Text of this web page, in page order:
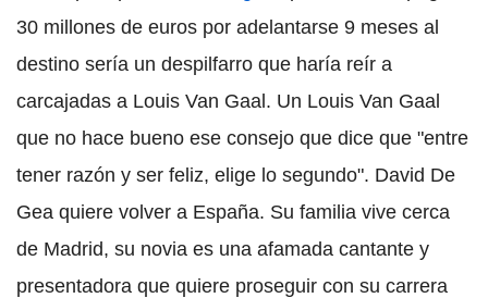
30 millones de euros por adelantarse 9 meses al
destino sería un despilfarro que haría reír a
carcajadas a Louis Van Gaal. Un Louis Van Gaal
que no hace bueno ese consejo que dice que "entre
tener razón y ser feliz, elige lo segundo". David De
Gea quiere volver a España. Su familia vive cerca
de Madrid, su novia es una afamada cantante y
presentadora que quiere proseguir con su carrera